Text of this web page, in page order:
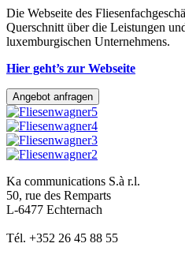
Die Webseite des
Querschnitt über die Leistungen
luxemburgischen Unternehmens.
Hier geht’s zur Webseite
Angebot anfragen
Ka communications S.à r.l.
50, rue des Remparts
L-6477 Echternach
Tél. +352 26 45 88 55